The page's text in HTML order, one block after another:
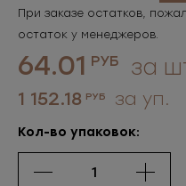
При заказе остатков,
остаток у менеджеров.
64.01 РУБ за
1 152.18 РУБ за уп.
Кол-во упаковок: